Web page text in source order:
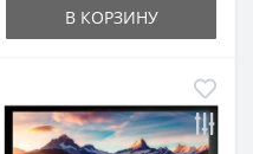
В КОРЗИНУ